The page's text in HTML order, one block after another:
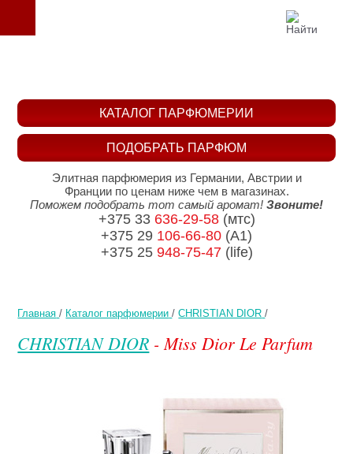
Главная / Каталог парфюмерии /CHRISTIAN DIOR /
CHRISTIAN DIOR - Miss Dior Le Parfum
ПОДОБРАТЬ ПАРФЮМ
КАТАЛОГ ПАРФЮМЕРИИ
Элитная парфюмерия из Германии, Австрии и
Франции по ценам ниже чем в магазинах.
Поможем подобрать тот самый аромат! Звоните!
+375 33 636-29-58(мтс)
+375 29 106-66-80 (A1)
+375 25 948-75-47(life)